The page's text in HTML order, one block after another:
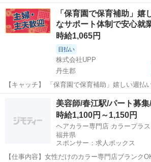
後まで徹底サポート！様々な年代のスタッフさ
お仕事したい方にもおススメ◎ 【コメント】 手厚い福利厚生を完備◎
長期安定就業も可能なお仕事...
福井 福井市 保育士
「保育園で保育補助」
なサポート体制で安心
時給1,065円
日払い
株式会社UPP
丹生郡
【キャッチ】 「保育園で保育補助」嬉しい週
ト体制で安心就業◎様々な年代のスタッフさん
環境で安定してお仕事できます♪ 【コメント】 豊富なお仕事数であな
たにぴったりのお仕事が見つかり...
保育士
美容師/春江駅/パート募
時給1,100円～1,150円
ヘアカラー専門店 カラープラ
福井県
スポンサー：求人ボックス
【仕事内容】女性だけのカラー専門店ブランク